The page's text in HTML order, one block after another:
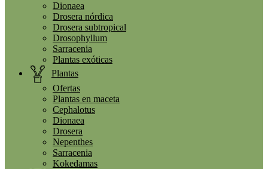
Dionaea
Drosera nórdica
Drosera subtropical
Drosophyllum
Sarracenia
Plantas exóticas
Plantas
Ofertas
Plantas en maceta
Cephalotus
Dionaea
Drosera
Nepenthes
Sarracenia
Kokedamas